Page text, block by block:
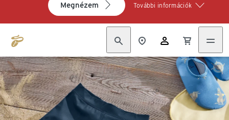
Megnézem További információk